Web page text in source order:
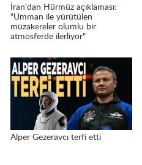
İran'dan Hürmüz açıklaması:
"Umman ile yürütülen
müzakereler olumlu bir
atmosferde ilerliyor"
Alper Gezeravcı terfi etti